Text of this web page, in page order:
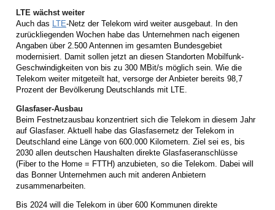
LTE wächst weiter
Auch das LTE-Netz der Telekom wird weiter ausgebaut. In den
zurückliegenden Wochen habe das Unternehmen nach eigenen
Angaben über 2.500 Antennen im gesamten Bundesgebiet
modernisiert. Damit sollen jetzt an diesen Standorten Mobilfunk-
Geschwindigkeiten von bis zu 300 MBit/s möglich sein. Wie die
Telekom weiter mitgeteilt hat, versorge der Anbieter bereits 98,7
Prozent der Bevölkerung Deutschlands mit LTE.
Glasfaser-Ausbau
Beim Festnetzausbau konzentriert sich die Telekom in diesem Jahr
auf Glasfaser. Aktuell habe das Glasfasernetz der Telekom in
Deutschland eine Länge von 600.000 Kilometern. Ziel sei es, bis
2030 allen deutschen Haushalten direkte Glasfaseranschlüsse
(Fiber to the Home = FTTH) anzubieten, so die Telekom. Dabei will
das Bonner Unternehmen auch mit anderen Anbietern
zusammenarbeiten.
Bis 2024 will die Telekom in über 600 Kommunen direkte